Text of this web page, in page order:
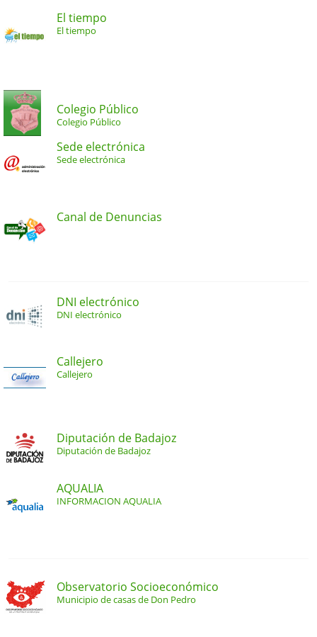
El tiempo
El tiempo
Colegio Público
Colegio Público
Sede electrónica
Sede electrónica
Canal de Denuncias
DNI electrónico
DNI electrónico
Callejero
Callejero
Diputación de Badajoz
Diputación de Badajoz
AQUALIA
INFORMACION AQUALIA
Observatorio Socioeconómico
Municipio de casas de Don Pedro